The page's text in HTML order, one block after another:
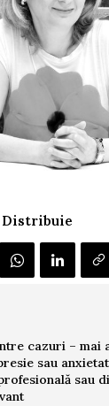
Distribuie
cazuri – mai
sau
sau